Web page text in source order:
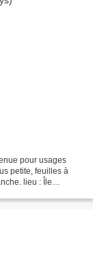
pour usages
petite, feuilles à
lieu : Île